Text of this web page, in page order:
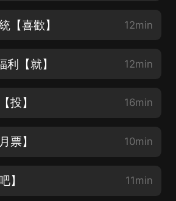
【喜歡】 12min
【就】 12min
投】 16min
票】 10min
】 11min